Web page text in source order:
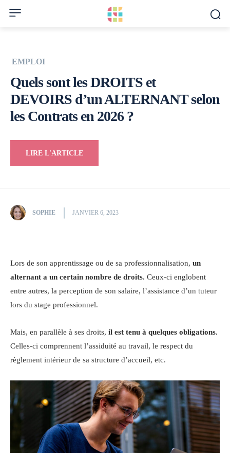
EMPLOI
Quels sont les DROITS et
DEVOIRS d’un ALTERNANT selon
les Contrats en 2026 ?
LIRE L'ARTICLE
SOPHIE JANVIER 6, 2023
Lors de son apprentissage ou de sa professionnalisation, un
alternant a un certain nombre de droits. Ceux-ci englobent
entre autres, la perception de son salaire, l’assistance d’un tuteur
lors du stage professionnel.
Mais, en parallèle à ses droits, il est tenu à quelques obligations.
Celles-ci comprennent l’assiduité au travail, le respect du
règlement intérieur de sa structure d’accueil, etc.